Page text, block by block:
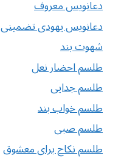
دعانویس معروف
دعانویس یهودی تضمینی
شهوت بند
طلسم احضار نعل
طلسم جدایی
طلسم خواب بند
طلسم صبی
طلسم نکاح برای معشوق